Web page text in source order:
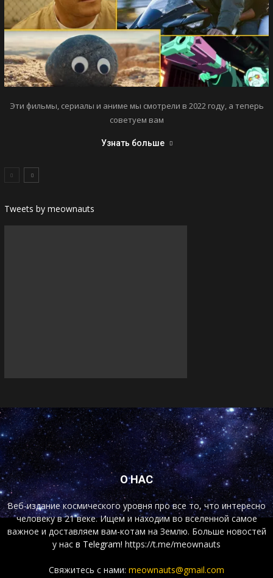
Эти фильмы, сериалы и аниме мы смотрели в 2022 году, а теперь
советуем вам
Узнать больше
Tweets by meownauts
О НАС
Веб-издание космического уровня про все то, что интересно
человеку в 21 веке. Ищем и находим во вселенной самое
важное и доставляем вам-котам на Землю. Больше новостей
у нас в Telegram! https://t.me/meownauts
Свяжитесь с нами: meownauts@gmail.com